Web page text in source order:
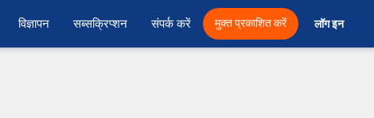
विज्ञापन सब्सक्रिप्शन संपर्क करें मुक्त प्रकाशित करें लॉग इन